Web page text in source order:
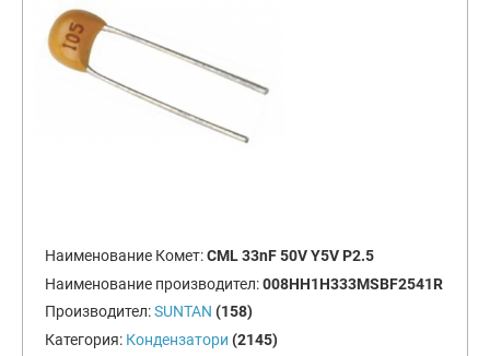
Наименование Комет:CML 33nF 50V Y5V P2.5
Наименование производител:008HH1H333MSBF2541R
Производител:SUNTAN (158)
Категория: Кондензатори (2145)